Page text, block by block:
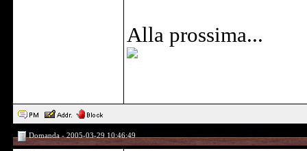
Alla prossima...
Domanda - 2005-03-29 10:46:49